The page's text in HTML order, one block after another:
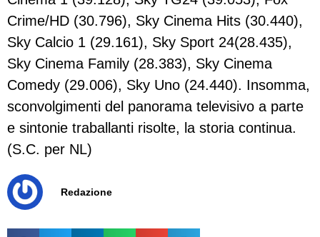
Crime/HD (30.796), Sky Cinema Hits (30.440),
Sky Calcio 1 (29.161), Sky Sport 24(28.435),
Sky Cinema Family (28.383), Sky Cinema
Comedy (29.006), Sky Uno (24.440). Insomma,
sconvolgimenti del panorama televisivo a parte
e sintonie traballanti risolte, la storia continua.
(S.C. per NL)
Redazione